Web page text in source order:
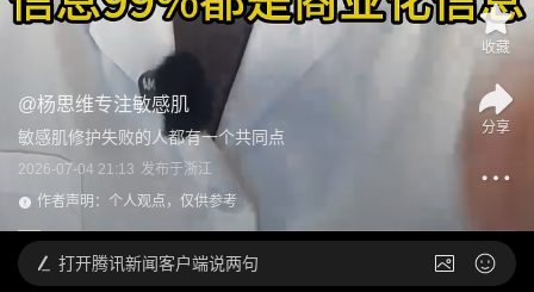
@杨思维专注敏感肌
敏感肌修护失败的人都有一个共同点
2026-07-04 21:13 发布于浙江
作者声明：个人观点，仅供参考
收藏
分享
打开腾讯新闻客户端说两句